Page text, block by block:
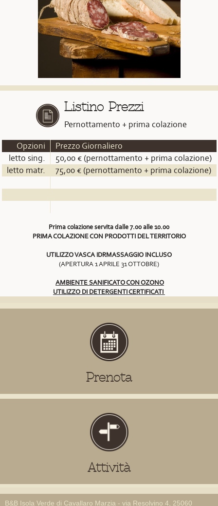
Listino Prezzi
Pernottamento + prima colazione
Opzioni
Prezzo Giornaliero
letto sing.
50,00 € (pernottamento + prima colazione)
letto matr.
75,00 € (pernottamento + prima colazione)
Prima colazione servita dalle 7.00 alle 10.00
PRIMA COLAZIONE CON PRODOTTI DEL TERRITORIO
UTILIZZO VASCA IDRMASSAGGIO INCLUSO
(APERTURA 1 APRILE 31 OTTOBRE)
AMBIENTE SANIFICATO CON OZONO
UTILIZZO DI DETERGENTI CERTIFICATI
Prenota
Attività
B&B Isola Verde di Cavallaro Marzia - via Resolvino 4, 25060